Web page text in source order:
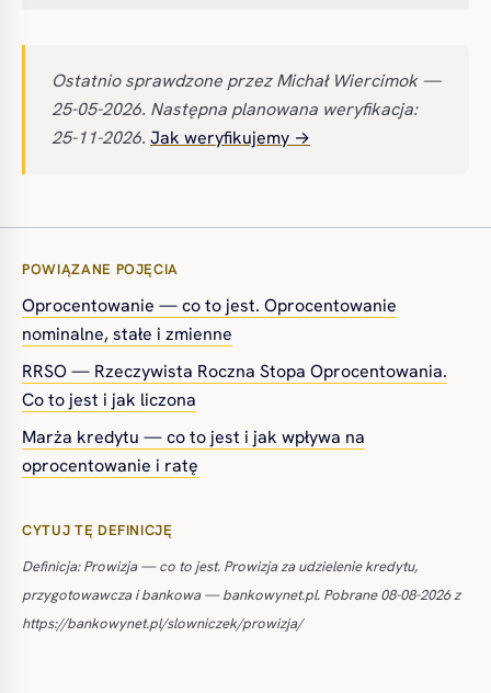
Ostatnio sprawdzone przez Michał Wiercimok —
25-05-2026. Następna planowana weryfikacja:
25-11-2026. Jak weryfikujemy →
POWIĄZANE POJĘCIA
Oprocentowanie — co to jest. Oprocentowanie
nominalne, stałe i zmienne
RRSO — Rzeczywista Roczna Stopa Oprocentowania.
Co to jest i jak liczona
Marża kredytu — co to jest i jak wpływa na
oprocentowanie i ratę
CYTUJ TĘ DEFINICJĘ
Definicja: Prowizja — co to jest. Prowizja za udzielenie kredytu,
przygotowawcza i bankowa — bankowynet.pl. Pobrane 08-08-2026 z
https://bankowynet.pl/slowniczek/prowizja/